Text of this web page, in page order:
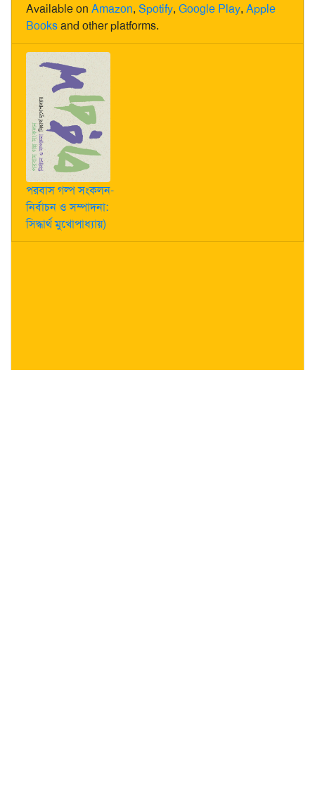
Available on Amazon, Spotify, Google Play, Apple
Booksand other platforms.
পরবাস গল্প সংকলন-
নির্বাচন ও সম্পাদনা:
সিদ্ধার্থ মুখোপাধ্যায়)